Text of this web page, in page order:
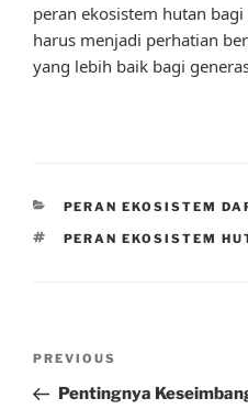
peran ekosistem hutan
harus menjadi perhatian
yang lebih baik bagi
CATEGORIES
PERAN EKOSISTEM
TAGS
PERAN EKOSISTEM
Previous
Post
PREVIOUS
Pentingnya